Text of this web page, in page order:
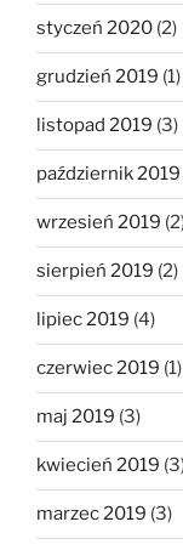
styczeń 2020 (2)
grudzień 2019 (1)
listopad 2019 (3)
październik 2019
wrzesień 2019
sierpień 2019 (2)
lipiec 2019 (4)
czerwiec 2019 (1)
maj 2019 (3)
kwiecień 2019
marzec 2019 (3)